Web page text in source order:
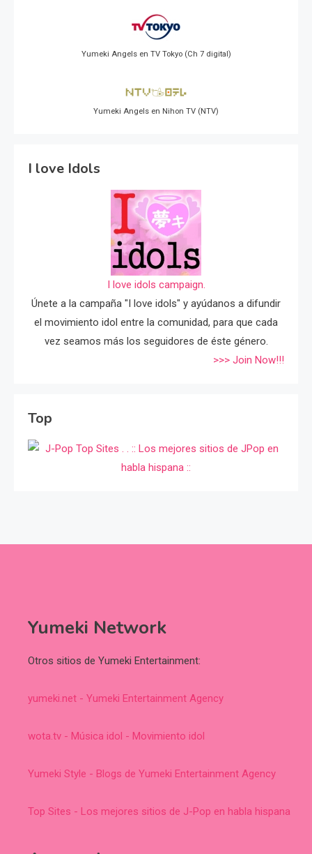
Yumeki Angels en TV Tokyo (Ch 7 digital)
Yumeki Angels en Nihon TV (NTV)
I love Idols
I love idols campaign.
Únete a la campaña "I love idols" y ayúdanos a difundir
el movimiento idol entre la comunidad, para que cada
vez seamos más los seguidores de éste género.
>>> Join Now!!!
Top
Yumeki Network
Otros sitios de Yumeki Entertainment:
yumeki.net - Yumeki Entertainment Agency
wota.tv - Música idol - Movimiento idol
Yumeki Style - Blogs de Yumeki Entertainment Agency
Top Sites - Los mejores sitios de J-Pop en habla hispana